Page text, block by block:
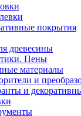
покрытия
древесины
Пены
материалы
и
и